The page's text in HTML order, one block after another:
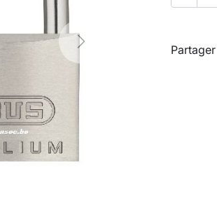
Next Partager